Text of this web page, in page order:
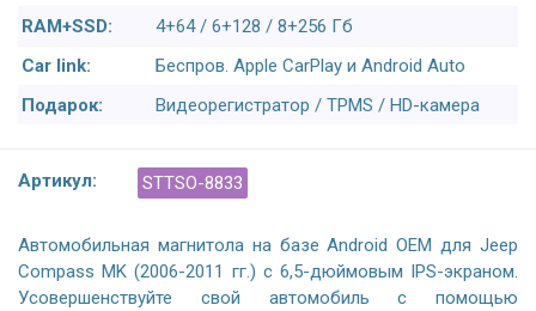
RAM+SSD:
4+64 / 6+128 / 8+256 Гб
Car link:
Беспров. Apple CarPlay и Android Auto
Подарок:
Видеорегистратор / TPMS / HD-камера
Артикул: STTSO-8833
Автомобильная магнитола на базе Android OEM для Jeep
Compass MK (2006-2011 гг.) с 6,5-дюймовым IPS-экраном.
Усовершенствуйте свой автомобиль с помощью